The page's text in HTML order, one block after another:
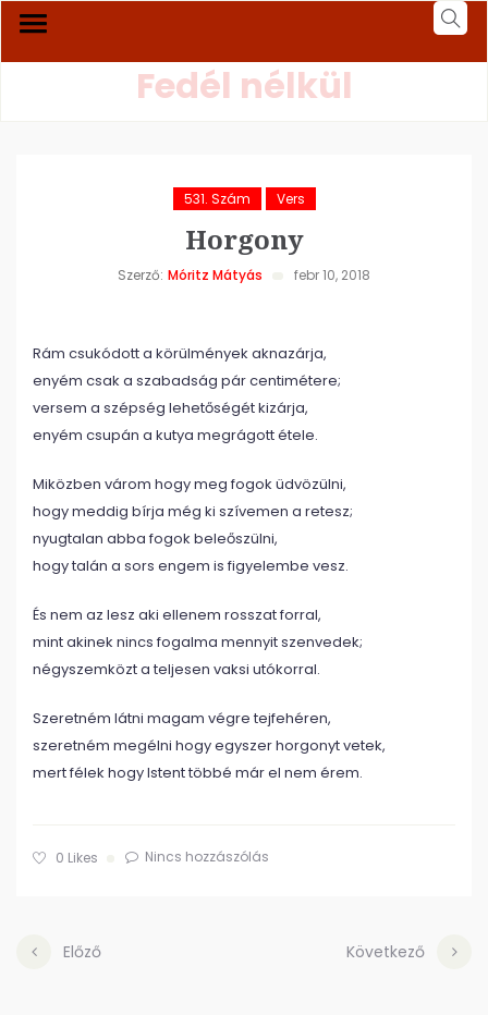
Fedél nélkül
531. Szám Vers
Horgony
Szerző: Móritz Mátyás febr 10, 2018
Rám csukódott a körülmények aknazárja,
enyém csak a szabadság pár centimétere;
versem a szépség lehetőségét kizárja,
enyém csupán a kutya megrágott étele.
Miközben várom hogy meg fogok üdvözülni,
hogy meddig bírja még ki szívemen a retesz;
nyugtalan abba fogok beleőszülni,
hogy talán a sors engem is figyelembe vesz.
És nem az lesz aki ellenem rosszat forral,
mint akinek nincs fogalma mennyit szenvedek;
négyszemközt a teljesen vaksi utókorral.
Szeretném látni magam végre tejfehéren,
szeretném megélni hogy egyszer horgonyt vetek,
mert félek hogy Istent többé már el nem érem.
0 Likes Nincs hozzászólás
Előző Következő